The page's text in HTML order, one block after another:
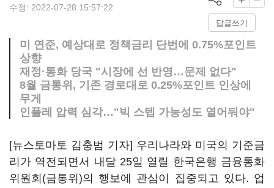
수정: 2022-07-28 15:57:22
답글쓰기
미 연준, 예상대로 정책금리 단번에 0.75%포인트
상향
재정·통화 당국 "시장에 선 반영…문제 없다"
8월 금통위, 기존 경로대로 0.25%포인트 인상에
무게
인플레 압력 심각…"빅 스텝 가능성도 열어둬야"
[뉴스토마토 김충범 기자] 우리나라와 미국의 기준금
리가 역전되면서 내달 25일 열릴 한국은행 금융통화
위원회(금통위)의 행보에 관심이 집중되고 있다. 업